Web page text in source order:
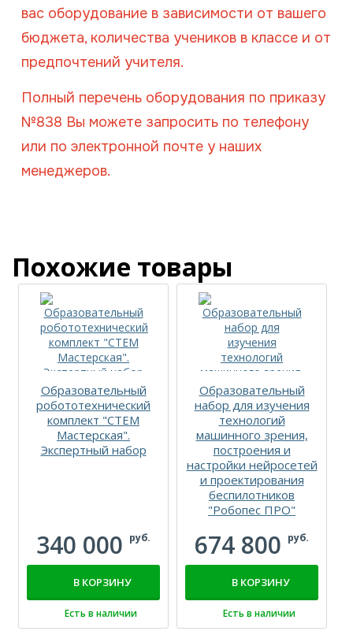
вас оборудование в зависимости от вашего
бюджета, количества учеников в классе и от
предпочтений учителя.
Полный перечень оборудования по приказу
№838 Вы можете запросить по телефону
или по электронной почте у наших
менеджеров.
Похожие товары
Образовательный
робототехнический
комплект "СТЕМ
Мастерская".
Экспертный набор
340 000 руб.
В КОРЗИНУ
Есть в наличии
Образовательный
набор для изучения
технологий
машинного зрения,
построения и
настройки нейросетей
и проектирования
беспилотников
"Робопес ПРО"
674 800 руб.
В КОРЗИНУ
Есть в наличии